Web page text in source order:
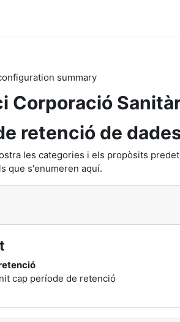
summary
Corporació
retenció de
les categories i els propòsits
que s'enumeren aquí.
cap període de retenció